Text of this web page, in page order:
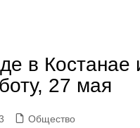
в Костанае
27 мая
Общество